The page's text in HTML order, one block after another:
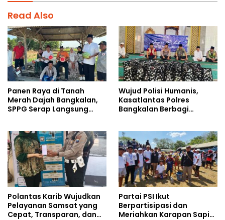
Read Also
Panen Raya di Tanah
Merah Dajah Bangkalan,
SPPG Serap Langsung
Wujud Polisi Humanis,
Kasatlantas Polres
Bangkalan Berbagi
Ahmad Ibrahim
Polantas Karib Wujudkan
Pelayanan Samsat yang
Cepat, Transparan, dan
Partai PSI Ikut
Berpartisipasi dan
Meriahkan Karapan Sapi